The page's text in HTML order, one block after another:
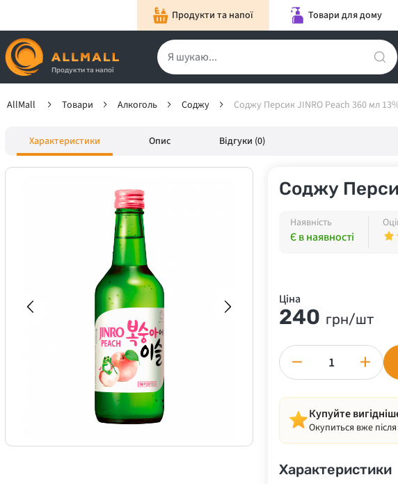
Продукти та напої Товари для дому
Продукти та напої
AllMall Товари Алкоголь Соджу Соджу Персик JINRO Peach 360 мл
Характеристики Опис Відгуки (0)
Соджу
Наявність
Є в наявності
Ціна
240 грн/шт
− +
Купуйте
Окупиться вже
Характеристики